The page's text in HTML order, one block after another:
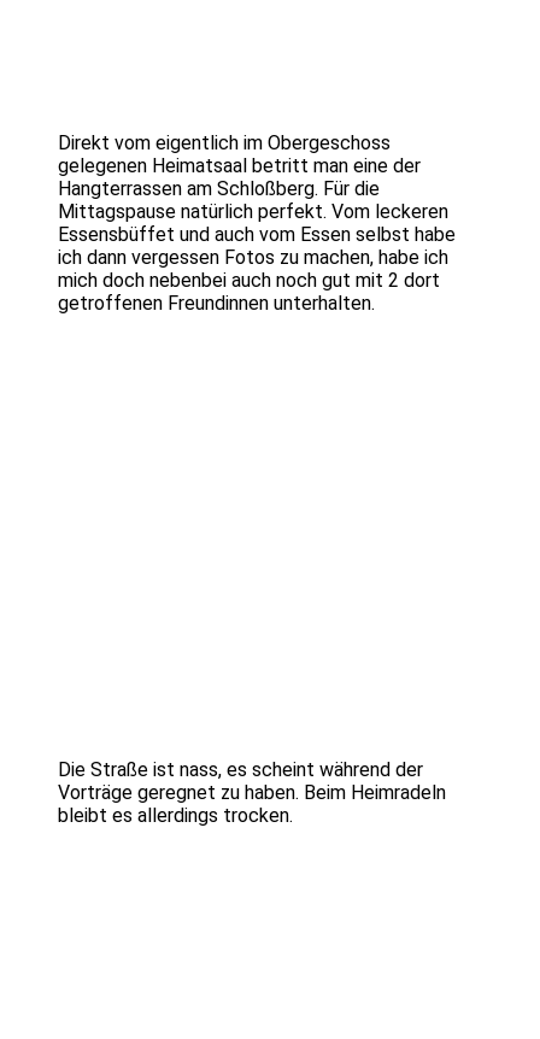
Direkt vom eigentlich im Obergeschoss
gelegenen Heimatsaal betritt man eine der
Hangterrassen am Schloßberg. Für die
Mittagspause natürlich perfekt. Vom leckeren
Essensbüffet und auch vom Essen selbst habe
ich dann vergessen Fotos zu machen, habe ich
mich doch nebenbei auch noch gut mit 2 dort
getroffenen Freundinnen unterhalten.
Die Straße ist nass, es scheint während der
Vorträge geregnet zu haben. Beim Heimradeln
bleibt es allerdings trocken.